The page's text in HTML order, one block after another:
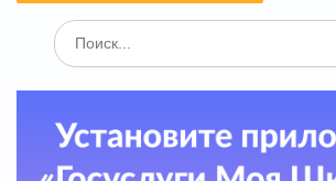
Поиск
по: